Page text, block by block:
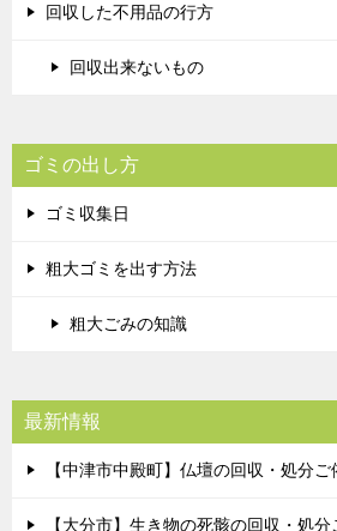
回収した不用品の行方
回収出来ないもの
ゴミの出し方
ゴミ収集日
粗大ゴミを出す方法
粗大ごみの知識
最新情報
【中津市中殿町】仏壇の回収・処分
【大分市】生き物の死骸の回収・処